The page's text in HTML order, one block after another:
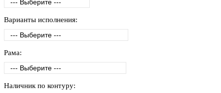
Варианты исполнения:
Рама:
Наличник по контуру: